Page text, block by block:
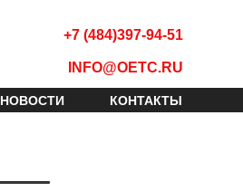
+7 (484)397-94-51
INFO@OETC.RU
НОВОСТИ КОНТАКТЫ